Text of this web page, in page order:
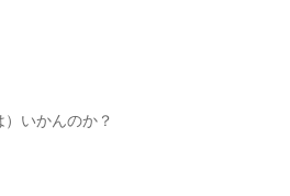
）いかんのか？